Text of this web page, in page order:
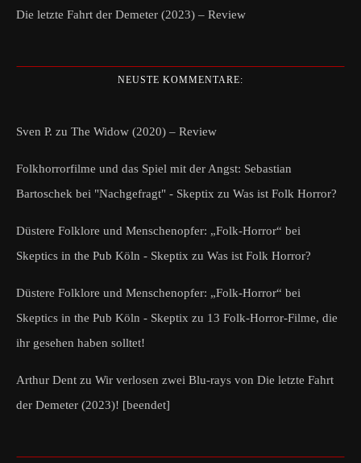
Die letzte Fahrt der Demeter (2023) – Review
NEUSTE KOMMENTARE:
Sven P. zu The Widow (2020) – Review
Folkhorrorfilme und das Spiel mit der Angst: Sebastian
Bartoschek bei "Nachgefragt" - Skeptix zu Was ist Folk Horror?
Düstere Folklore und Menschenopfer: „Folk-Horror“ bei
Skeptics in the Pub Köln - Skeptix zu Was ist Folk Horror?
Düstere Folklore und Menschenopfer: „Folk-Horror“ bei
Skeptics in the Pub Köln - Skeptix zu 13 Folk-Horror-Filme, die
ihr gesehen haben solltet!
Arthur Dent zu Wir verlosen zwei Blu-rays von Die letzte Fahrt
der Demeter (2023)! [beendet]